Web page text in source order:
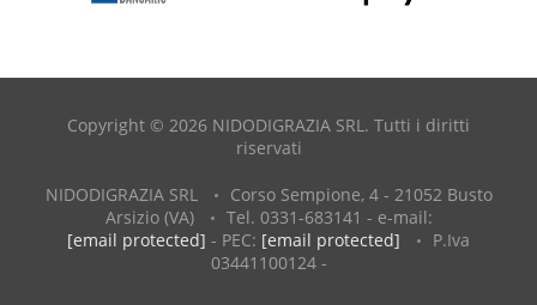
Copyright © 2026 NIDODIGRAZIA SRL. Tutti i diritti
riservati
NIDODIGRAZIA SRL
Corso Sempione, 4 - 21052 Busto
Arsizio (VA)
Tel. 0331-683141 - e-mail:
[email protected] - PEC: [email protected]
P.Iva
03441100124 -